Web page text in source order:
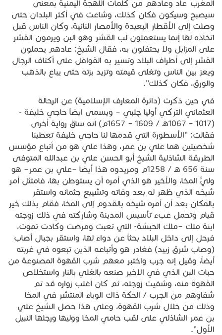
المغرب عاد وعادهم من كلمات اللهجة اليمنية بمعنى
سيصبح وسيكون فكان كذلك، وشاعت في أكثر البلدان حتى
وصلت إلى الأقطار البعيدة والأمصار النائية، وكان الناس قبل
اتخاذه لها إنما يستعملون لب القشر وهو البن ويرمون القشر
على المزابل ولا يحتفلون به، فقال الشيخ: عادهم يحملون
القشر إلى أطراف البلاد وتسير به القوافل على أكتاف الرجال
ويعز بين الناس وتغلى قيمته وتزيد بزته حتى يباع بالذهب
والورق، فكان كذلك".
في حين ذكرت (دائرة المعارف الإسلامية) عن الرحالة
العثماني التركي أوليا چلبي – ويسمى ايضاً حاجي خليفة -
(1017 – 1067هـ / 1609 – 1657م) أنه ساق رواية أخرى
فقالت: "الأسطورة التي قدمها لنا حاجي خليفة تعطينا
شخصيتين هما علي بن عمر، وهذا علي هو من أتباع مؤسس
الطريقة الشاذلية الشيخ أبو الحسن علي بن عبدالله المتوفى
سنة 656 هـ / 1258م ومريدوه هذا أيضا –علي بن عمر– هو
وليُّ المخا، والأخير هو الذي أمره أن يستوطن بها، فامتثل أمر
شيخه الذي ظهر له بعد وفاته وتشييع جثمانه واستقر
بالمكان بعد أن أمره شيخه بالقدوم إلى المخا، فقام بذلك خير
قيام وتحمل عبء تأسيس المدينة وشاركته في ذلك زوجته
ابنة ملك –ملك الحبشة- التي تعبت ومرضت وكادت تموت،
فرحل إلى داخل البلاد بحثاً عن دواء لها، واستقر بجبال أصاب
(وصاب شرق زبيد) فغادر هو وأتباعه الذين تبعوه في غربته
أيضاً، وقيل إنه جرب واختبر معهم شرب القهوة المصنوعة من
حبات البن الذي في الاخير صنعه بالغلي بالنار واستخلاص
القهوة منه، وشفيت زوجته، ثم كان أغلب زواره قد تم
شفاؤهم من الجرب / الحكة ذاك الوباء المنتشر في المخا
وذلك من خلال شرب القهوة، وعلى هذا حصل الشيخ علي
بن عمر الشاذلي على لقب حامي المخا ووليها ورجلها النبيل
الأول".